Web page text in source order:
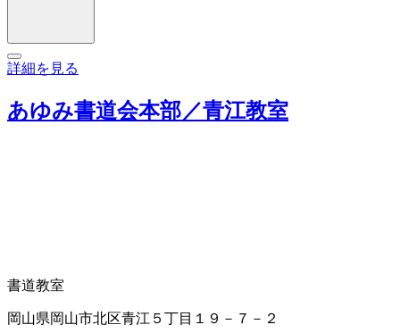
詳細を見る
あゆみ書道会本部／青江教室
書道教室
岡山県岡山市北区青江５丁目１９－７－２